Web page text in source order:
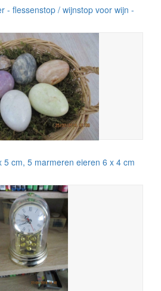
- flessenstop / wijnstop voor wijn -
5 cm, 5 marmeren eieren 6 x 4 cm